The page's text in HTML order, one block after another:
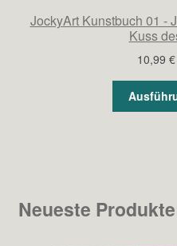
JockyArt Kunstbuch 01 -
Kuss
10,99 €
Neueste